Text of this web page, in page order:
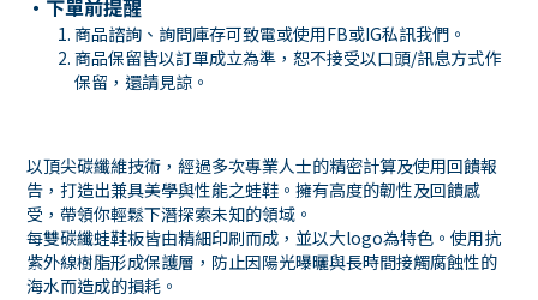
・下單前提醒
商品諮詢、詢問庫存可致電或使用FB或IG私訊我們。
商品保留皆以訂單成立為準，恕不接受以口頭/訊息方式作
保留，還請見諒。
以頂尖碳纖維技術，經過多次專業人士的精密計算及使用回饋報
告，打造出兼具美學與性能之蛙鞋。擁有高度的韌性及回饋感
受，帶領你輕鬆下潛探索未知的領域。
每雙碳纖蛙鞋板皆由精細印刷而成，並以大logo為特色。使用抗
紫外線樹脂形成保護層，防止因陽光曝曬與長時間接觸腐蝕性的
海水而造成的損耗。